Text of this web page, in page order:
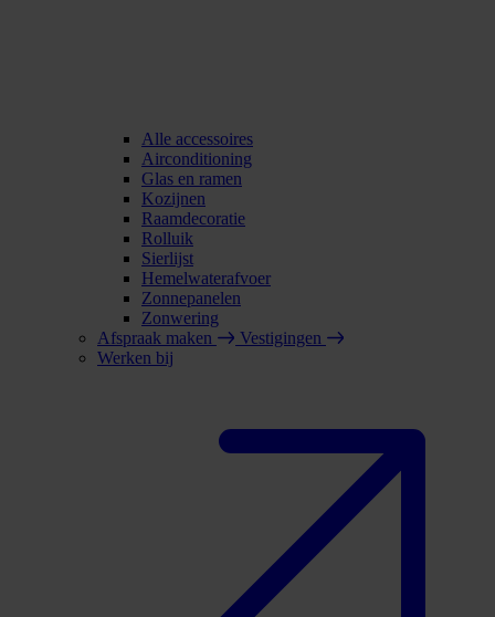
Alle accessoires
Airconditioning
Glas en ramen
Kozijnen
Raamdecoratie
Rolluik
Sierlijst
Hemelwaterafvoer
Zonnepanelen
Zonwering
Afspraak maken
Vestigingen
Werken bij